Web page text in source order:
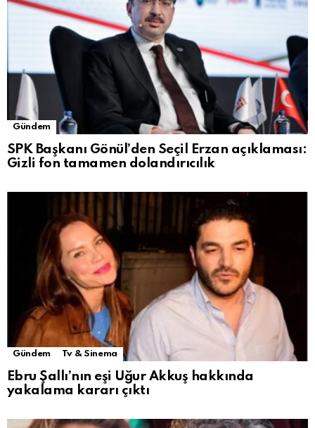
Gündem
SPK Başkanı Gönül’den Seçil Erzan açıklaması:
Gizli fon tamamen dolandırıcılık
Gündem Tv & Sinema
Ebru Şallı’nın eşi Uğur Akkuş hakkında
yakalama kararı çıktı